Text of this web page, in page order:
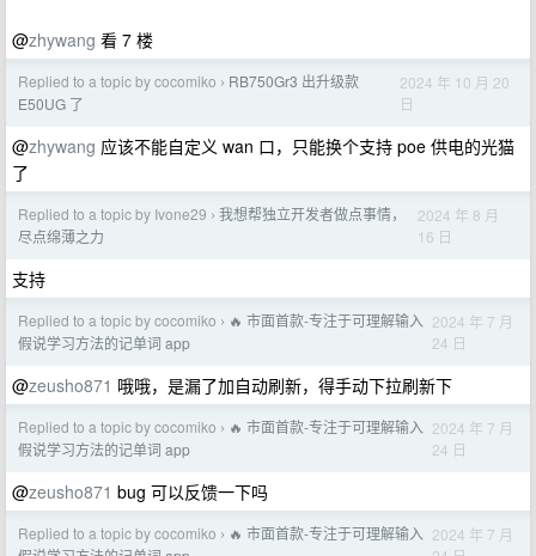
@zhywang 看 7 楼
Replied to a topic by cocomiko › RB750Gr3 出升级款
E50UG 了
2024 年 10 月 20
日
@zhywang 应该不能自定义 wan 口，只能换个支持 poe 供电的光猫
了
Replied to a topic by Ivone29 › 我想帮独立开发者做点事情，
尽点绵薄之力
2024 年 8 月
16 日
支持
Replied to a topic by cocomiko › 🔥 市面首款-专注于可理解输入
假说学习方法的记单词 app
2024 年 7 月
24 日
@zeusho871 哦哦，是漏了加自动刷新，得手动下拉刷新下
Replied to a topic by cocomiko › 🔥 市面首款-专注于可理解输入
假说学习方法的记单词 app
2024 年 7 月
24 日
@zeusho871 bug 可以反馈一下吗
Replied to a topic by cocomiko › 🔥 市面首款-专注于可理解输入 2024 年 7 月